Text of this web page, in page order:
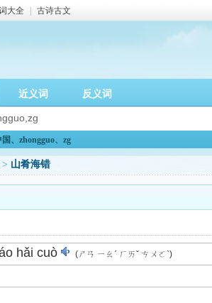
大全 古诗古文
近义词 反义词
、zhongguo、zg
> 山肴海错
hǎi cuò (ㄕㄢ ㄧㄠˊ ㄏㄞˇ ㄘㄨㄛˋ)